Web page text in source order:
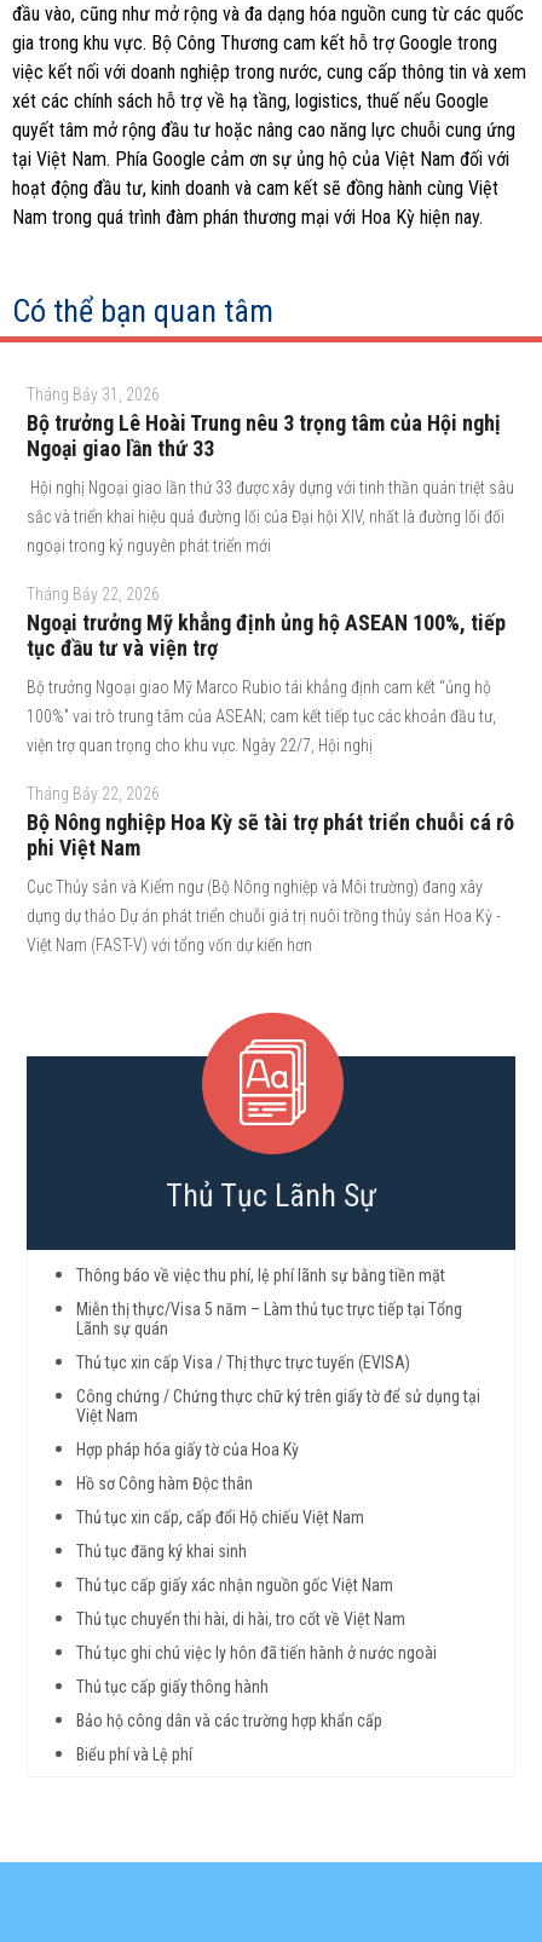
đầu vào, cũng như mở rộng và đa dạng hóa nguồn cung từ các quốc
gia trong khu vực. Bộ Công Thương cam kết hỗ trợ Google trong
việc kết nối với doanh nghiệp trong nước, cung cấp thông tin và xem
xét các chính sách hỗ trợ về hạ tầng, logistics, thuế nếu Google
quyết tâm mở rộng đầu tư hoặc nâng cao năng lực chuỗi cung ứng
tại Việt Nam. Phía Google cảm ơn sự ủng hộ của Việt Nam đối với
hoạt động đầu tư, kinh doanh và cam kết sẽ đồng hành cùng Việt
Nam trong quá trình đàm phán thương mại với Hoa Kỳ hiện nay.
Có thể bạn quan tâm
Tháng Bảy 31, 2026
Bộ trưởng Lê Hoài Trung nêu 3 trọng tâm của Hội nghị
Ngoại giao lần thứ 33
Hội nghị Ngoại giao lần thứ 33 được xây dựng với tinh thần quán triệt sâu
sắc và triển khai hiệu quả đường lối của Đại hội XIV, nhất là đường lối đối
ngoại trong kỷ nguyên phát triển mới
Tháng Bảy 22, 2026
Ngoại trưởng Mỹ khẳng định ủng hộ ASEAN 100%, tiếp
tục đầu tư và viện trợ
Bộ trưởng Ngoại giao Mỹ Marco Rubio tái khẳng định cam kết “ủng hộ
100%” vai trò trung tâm của ASEAN; cam kết tiếp tục các khoản đầu tư,
viện trợ quan trọng cho khu vực. Ngày 22/7, Hội nghị
Tháng Bảy 22, 2026
Bộ Nông nghiệp Hoa Kỳ sẽ tài trợ phát triển chuỗi cá rô
phi Việt Nam
Cục Thủy sản và Kiểm ngư (Bộ Nông nghiệp và Môi trường) đang xây
dựng dự thảo Dự án phát triển chuỗi giá trị nuôi trồng thủy sản Hoa Kỳ -
Việt Nam (FAST-V) với tổng vốn dự kiến hơn
Thủ Tục Lãnh Sự
Thông báo về việc thu phí, lệ phí lãnh sự bằng tiền mặt
Miễn thị thực/Visa 5 năm – Làm thủ tục trực tiếp tại Tổng
Lãnh sự quán
Thủ tục xin cấp Visa / Thị thực trực tuyến (EVISA)
Công chứng / Chứng thực chữ ký trên giấy tờ để sử dụng tại
Việt Nam
Hợp pháp hóa giấy tờ của Hoa Kỳ
Hồ sơ Công hàm Độc thân
Thủ tục xin cấp, cấp đổi Hộ chiếu Việt Nam
Thủ tục đăng ký khai sinh
Thủ tục cấp giấy xác nhận nguồn gốc Việt Nam
Thủ tục chuyển thi hài, di hài, tro cốt về Việt Nam
Thủ tục ghi chú việc ly hôn đã tiến hành ở nước ngoài
Thủ tục cấp giấy thông hành
Bảo hộ công dân và các trường hợp khẩn cấp
Biểu phí và Lệ phí